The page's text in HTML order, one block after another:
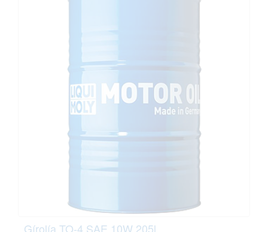
Gírolía TO-4 SAE 10W 205l